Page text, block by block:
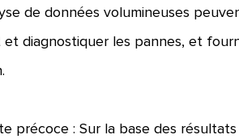
de données volumineuses
diagnostiquer les pannes, et
précoce : Sur la base des